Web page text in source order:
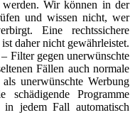
Wir können in der
und wissen nicht, wer
Eine rechtssichere
daher nicht gewährleistet.
Filter gegen unerwünschte
Fällen auch normale
unerwünschte Werbung
Programme
jedem Fall automatisch